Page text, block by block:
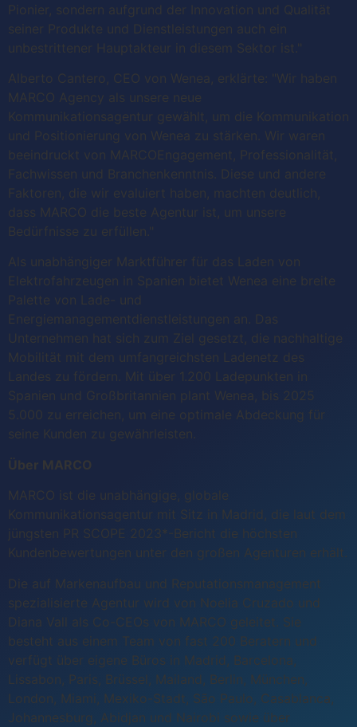
Pionier, sondern aufgrund der Innovation und Qualität
seiner Produkte und Dienstleistungen auch ein
unbestrittener Hauptakteur in diesem Sektor ist."
Alberto Cantero, CEO von Wenea, erklärte: "Wir haben
MARCO Agency als unsere neue
Kommunikationsagentur gewählt, um die Kommunikation
und Positionierung von Wenea zu stärken. Wir waren
beeindruckt von MARCOEngagement, Professionalität,
Fachwissen und Branchenkenntnis. Diese und andere
Faktoren, die wir evaluiert haben, machten deutlich,
dass MARCO die beste Agentur ist, um unsere
Bedürfnisse zu erfüllen."
Als unabhängiger Marktführer für das Laden von
Elektrofahrzeugen in Spanien bietet Wenea eine breite
Palette von Lade- und
Energiemanagementdienstleistungen an. Das
Unternehmen hat sich zum Ziel gesetzt, die nachhaltige
Mobilität mit dem umfangreichsten Ladenetz des
Landes zu fördern. Mit über 1.200 Ladepunkten in
Spanien und Großbritannien plant Wenea, bis 2025
5.000 zu erreichen, um eine optimale Abdeckung für
seine Kunden zu gewährleisten.
Über MARCO
MARCO ist die unabhängige, globale
Kommunikationsagentur mit Sitz in Madrid, die laut dem
jüngsten PR SCOPE 2023*-Bericht die höchsten
Kundenbewertungen unter den großen Agenturen erhält.
Die auf Markenaufbau und Reputationsmanagement
spezialisierte Agentur wird von Noelia Cruzado und
Diana Vall als Co-CEOs von MARCO geleitet. Sie
besteht aus einem Team von fast 200 Beratern und
verfügt über eigene Büros in Madrid, Barcelona,
Lissabon, Paris, Brüssel, Mailand, Berlin, München,
London, Miami, Mexiko-Stadt, São Paulo, Casablanca,
Johannesburg, Abidjan und Nairobi sowie über